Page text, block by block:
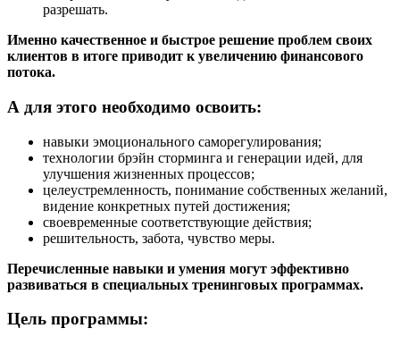
разрешать.
Именно качественное и быстрое решение проблем своих
клиентов в итоге приводит к увеличению финансового
потока.
А для этого необходимо освоить:
навыки эмоционального саморегулирования;
технологии брэйн сторминга и генерации идей, для
улучшения жизненных процессов;
целеустремленность, понимание собственных желаний,
видение конкретных путей достижения;
своевременные соответствующие действия;
решительность, забота, чувство меры.
Перечисленные навыки и умения могут эффективно
развиваться в специальных тренинговых программах.
Цель программы: